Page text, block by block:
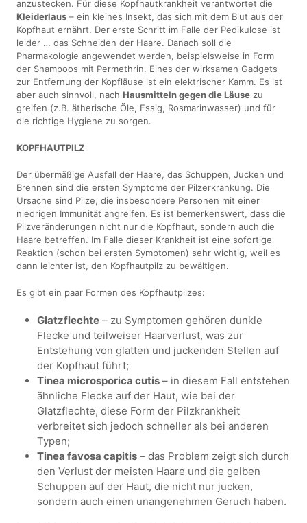
anzustecken. Für diese Kopfhautkrankheit verantwortet die
Kleiderlaus – ein kleines Insekt, das sich mit dem Blut aus der
Kopfhaut ernährt. Der erste Schritt im Falle der Pedikulose ist
leider … das Schneiden der Haare. Danach soll die
Pharmakologie angewendet werden, beispielsweise in Form
der Shampoos mit Permethrin. Eines der wirksamen Gadgets
zur Entfernung der Kopfläuse ist ein elektrischer Kamm. Es ist
aber auch sinnvoll, nachHausmitteln gegen die Läuse zu
greifen (z.B. ätherische Öle, Essig, Rosmarinwasser) und für
die richtige Hygiene zu sorgen.
KOPFHAUTPILZ
Der übermäßige Ausfall der Haare, das Schuppen, Jucken und
Brennen sind die ersten Symptome der Pilzerkrankung. Die
Ursache sind Pilze, die insbesondere Personen mit einer
niedrigen Immunität angreifen. Es ist bemerkenswert, dass die
Pilzveränderungen nicht nur die Kopfhaut, sondern auch die
Haare betreffen. Im Falle dieser Krankheit ist eine sofortige
Reaktion (schon bei ersten Symptomen) sehr wichtig, weil es
dann leichter ist, den Kopfhautpilz zu bewältigen.
Es gibt ein paar Formen des Kopfhautpilzes:
Glatzflechte – zu Symptomen gehören dunkle
Flecke und teilweiser Haarverlust, was zur
Entstehung von glatten und juckenden Stellen auf
der Kopfhaut führt;
Tinea microsporica cutis – in diesem Fall entstehen
ähnliche Flecke auf der Haut, wie bei der
Glatzflechte, diese Form der Pilzkrankheit
verbreitet sich jedoch schneller als bei anderen
Typen;
Tinea favosa capitis – das Problem zeigt sich durch
den Verlust der meisten Haare und die gelben
Schuppen auf der Haut, die nicht nur jucken,
sondern auch einen unangenehmen Geruch haben.